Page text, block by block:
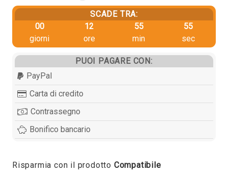
SCADE TRA:
00
giorni
12
ore
55
min
55
sec
PUOI PAGARE CON:
PayPal
Carta di credito
Contrassegno
Bonifico bancario
Risparmia con il prodotto Compatibile